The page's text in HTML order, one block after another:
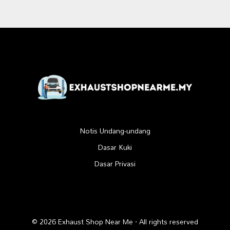
Notis Undang-undang
Dasar Kuki
Dasar Privasi
© 2026 Exhaust Shop Near Me · All rights reserved